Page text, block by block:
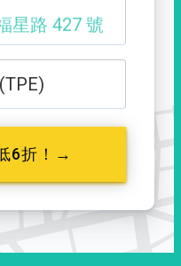
6折！→